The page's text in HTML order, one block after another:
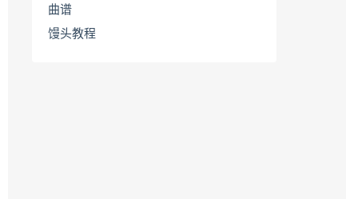
曲谱
馒头教程